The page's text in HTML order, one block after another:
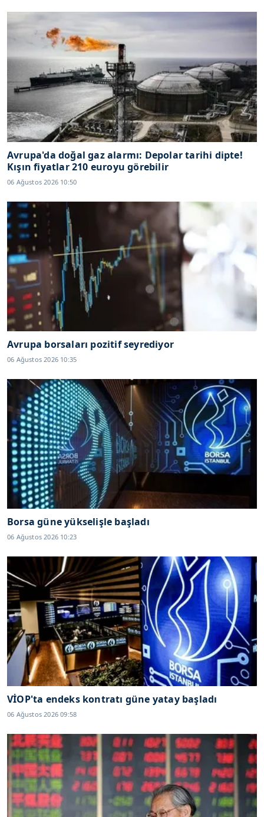
Avrupa'da doğal gaz alarmı: Depolar tarihi dipte!
Kışın fiyatlar 210 euroyu görebilir
06 Ağustos 2026 10:50
Avrupa borsaları pozitif seyrediyor
06 Ağustos 2026 10:35
Borsa güne yükselişle başladı
06 Ağustos 2026 10:23
VİOP'ta endeks kontratı güne yatay başladı
06 Ağustos 2026 09:58